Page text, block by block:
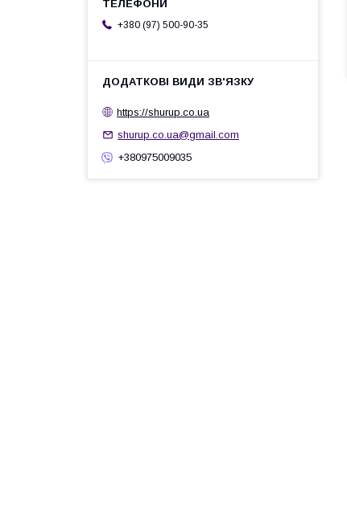
+380 (97) 500-90-35
https://shurup.co.ua
shurup.co.ua@gmail.com
+380975009035